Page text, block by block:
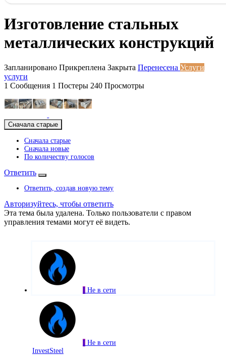
Изготовление стальных
металлических конструкций
Запланировано Прикреплена Закрыта Перенесена Услуги
услуги
1 Сообщения 1 Постеры 240 Просмотры
Сначала старые
Сначала старые
Сначала новые
По количеству голосов
Ответить
Ответить, создав новую тему
Авторизуйтесь, чтобы ответить
Эта тема была удалена. Только пользователи с правом
управления темами могут её видеть.
I Не в сети
I Не в сети
InvestSteel